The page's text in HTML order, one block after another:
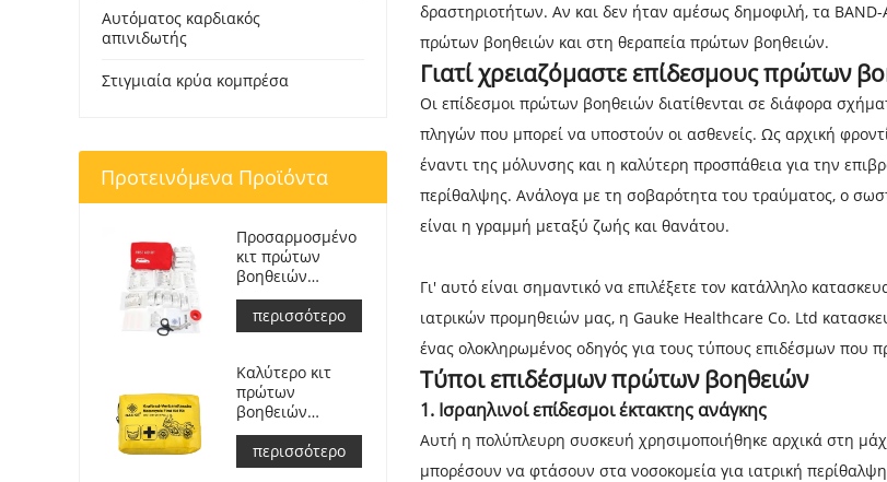
δραστηριοτήτων. Αν και δεν ήταν αμέσως δημοφιλή, τα BAND-
πρώτων βοηθειών και στη θεραπεία πρώτων βοηθειών.
Γιατί χρειαζόμαστε επίδεσμους πρώτων
Οι επίδεσμοι πρώτων βοηθειών διατίθενται σε διάφορα
πληγών που μπορεί να υποστούν οι ασθενείς. Ως αρχική
έναντι της μόλυνσης και η καλύτερη προσπάθεια για την
περίθαλψης. Ανάλογα με τη σοβαρότητα του τραύματος, ο
είναι η γραμμή μεταξύ ζωής και θανάτου.
Γι' αυτό είναι σημαντικό να επιλέξετε τον κατάλληλο
ιατρικών προμηθειών μας, η Gauke Healthcare Co. Ltd
ένας ολοκληρωμένος οδηγός για τους τύπους επιδέσμων που
Τύποι επιδέσμων πρώτων βοηθειών
1. Ισραηλινοί επίδεσμοι έκτακτης ανάγκης
Αυτή η πολύπλευρη συσκευή χρησιμοποιήθηκε αρχικά στη
μπορέσουν να φτάσουν στα νοσοκομεία για ιατρική
Αυτόματος καρδιακός
απινιδωτής
Στιγμιαία κρύα κομπρέσα
Προτεινόμενα Προϊόντα
Προσαρμοσμένο
κιτ πρώτων
βοηθειών
Ιατρική τσάντα
ανταπόκρισης
για αυτοκίνητο
περισσότερο
Καλύτερο κιτ
πρώτων
βοηθειών
περιπέτειας για
αναβάτες
μοτοσικλετών
περισσότερο